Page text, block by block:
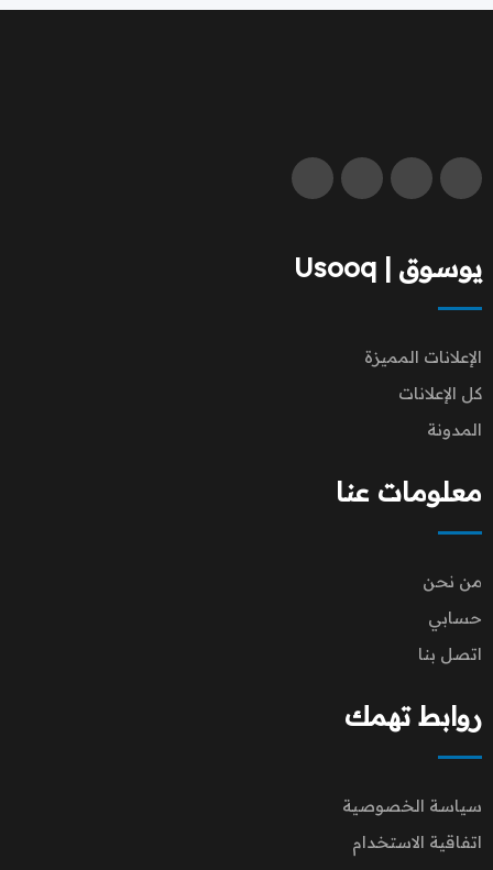
يوسوق | Usooq
الإعلانات المميزة
كل الإعلانات
المدونة
معلومات عنا
من نحن
حسابي
اتصل بنا
روابط تهمك
سياسة الخصوصية
اتفاقية الاستخدام